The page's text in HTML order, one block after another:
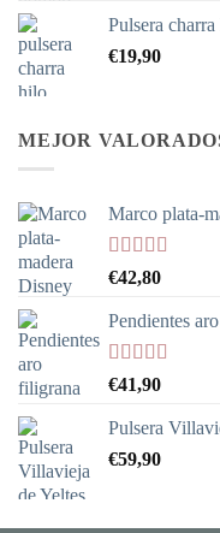
Pulsera
€19,90
MEJOR
Marco plata-
Valorado
con
5
€42,80
Pendientes
Valorado
con
5
€41,90
Pulsera
€59,90